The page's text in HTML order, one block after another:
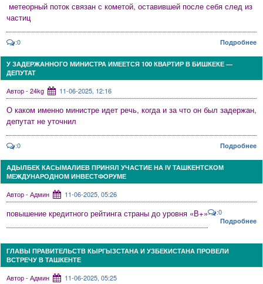
метеорный поток связан с кометой, оставившей после себя след из
частиц
:0 Подробнее
У ЗАДЕРЖАННОГО МИНИСТРА ИМЕЕТСЯ 100 КВАРТИР В БИШКЕКЕ —
ДЕПУТАТ
Автор - 24kg 11-06-2025, 12:16
О каком именно министре идет речь, когда и за что он был задержан,
депутат не уточнил
:0 Подробнее
АДЫЛБЕК КАСЫМАЛИЕВ ПРИНЯЛ УЧАСТИЕ НА IV ТАШКЕНТСКОМ
МЕЖДУНАРОДНОМ ИНВЕСТФОРУМЕ
Автор - Админ 11-06-2025, 05:26
повышение кредитного рейтинга страны до уровня «В+» :0
Подробнее
ГЛАВЫ ПРАВИТЕЛЬСТВ КЫРГЫЗСТАНА И УЗБЕКИСТАНА ПРОВЕЛИ
ВСТРЕЧУ В ТАШКЕНТЕ
Автор - Админ 11-06-2025, 05:25